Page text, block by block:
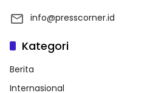
info@presscorner.id
Kategori
Berita
Internasional